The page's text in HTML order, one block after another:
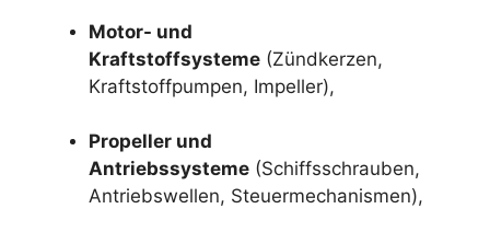
Motor- und
Kraftstoffsysteme (Zündkerzen,
Kraftstoffpumpen, Impeller),
Propeller und
Antriebssysteme (Schiffsschrauben,
Antriebswellen, Steuermechanismen),